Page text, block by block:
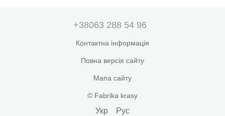
+38063 288 54 96
Контактна інформація
Повна версія сайту
Мапа сайту
© Fabrika krasy
Укр Рус